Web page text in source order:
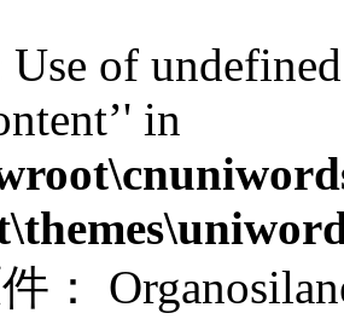
Use of
in
：